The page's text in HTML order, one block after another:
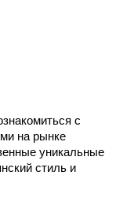
с
на рынке
уникальные
стиль и